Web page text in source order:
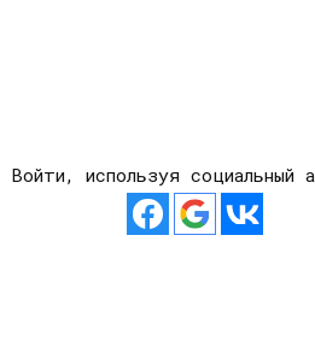
Войти, используя социальный